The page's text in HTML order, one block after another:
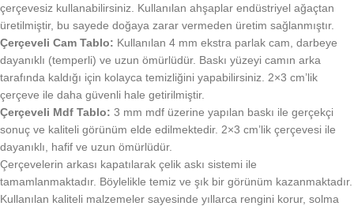
çerçevesiz kullanabilirsiniz. Kullanılan ahşaplar endüstriyel ağaçtan
üretilmiştir, bu sayede doğaya zarar vermeden üretim sağlanmıştır.
Çerçeveli Cam Tablo: Kullanılan 4 mm ekstra parlak cam, darbeye
dayanıklı (temperli) ve uzun ömürlüdür. Baskı yüzeyi camın arka
tarafında kaldığı için kolayca temizliğini yapabilirsiniz. 2×3 cm’lik
çerçeve ile daha güvenli hale getirilmiştir.
Çerçeveli Mdf Tablo: 3 mm mdf üzerine yapılan baskı ile gerçekçi
sonuç ve kaliteli görünüm elde edilmektedir. 2×3 cm’lik çerçevesi ile
dayanıklı, hafif ve uzun ömürlüdür.
Çerçevelerin arkası kapatılarak çelik askı sistemi ile
tamamlanmaktadır. Böylelikle temiz ve şık bir görünüm kazanmaktadır.
Kullanılan kaliteli malzemeler sayesinde yıllarca rengini korur, solma